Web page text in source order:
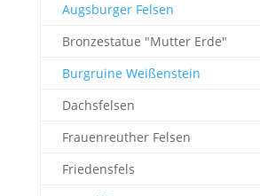
Augsburger Felsen
Bronzestatue "Mutter Erde"
Burgruine Weißenstein
Dachsfelsen
Frauenreuther Felsen
Friedensfels